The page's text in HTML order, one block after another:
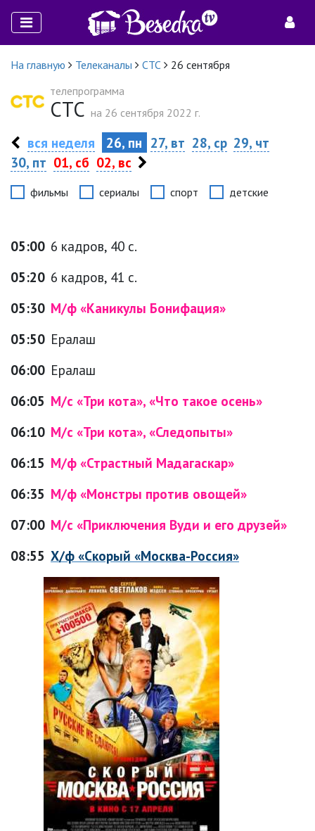
На главную Телеканалы СТС
26 сентября
телепрограмма
СТС на 26 сентября 2022 г.
вся неделя 26, пн 27, вт 28, ср 29, чт
30, пт 01, сб 02, вс
фильмы сериалы спорт детские
05:00 6 кадров, 40 с.
05:20 6 кадров, 41 с.
05:30 М/ф «Каникулы Бонифация»
05:50 Ералаш
06:00 Ералаш
06:05 М/с «Три кота», «Что такое осень»
06:10 М/с «Три кота», «Следопыты»
06:15 М/ф «Страстный Мадагаскар»
06:35 М/ф «Монстры против овощей»
07:00 М/с «Приключения Вуди и его друзей»
08:55 Х/ф «Скорый «Москва-Россия»